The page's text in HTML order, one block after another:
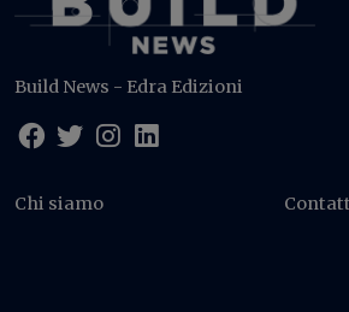
Build News - Edra Edizioni
Chi siamo